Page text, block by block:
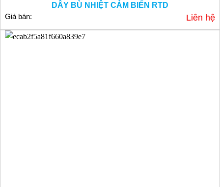
DÂY BÙ NHIỆT CẢM BIẾN RTD
Giá bán:
Liên hệ